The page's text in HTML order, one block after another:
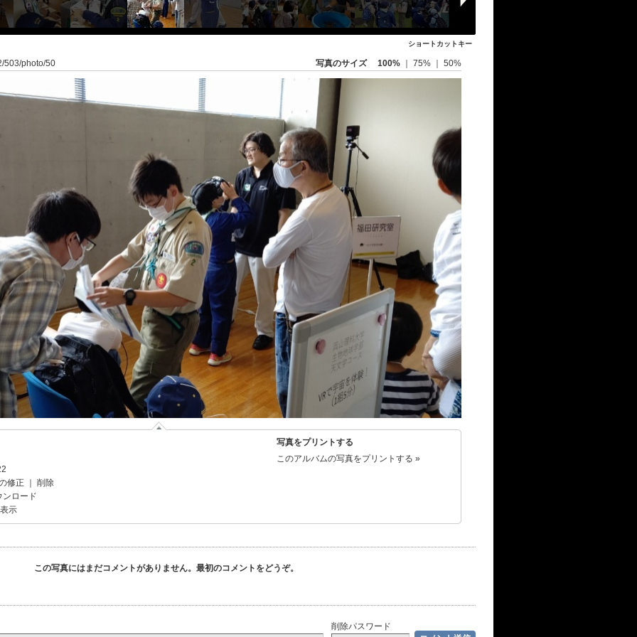
ショートカットキー
503/photo/50 写真のサイズ 100% 75% 50%
修正
削除
ンロード
示
写真をプリントする
このアルバムの写真をプリントする »
この写真にはまだコメントがありません。最初のコメントをどうぞ。
削除パスワード